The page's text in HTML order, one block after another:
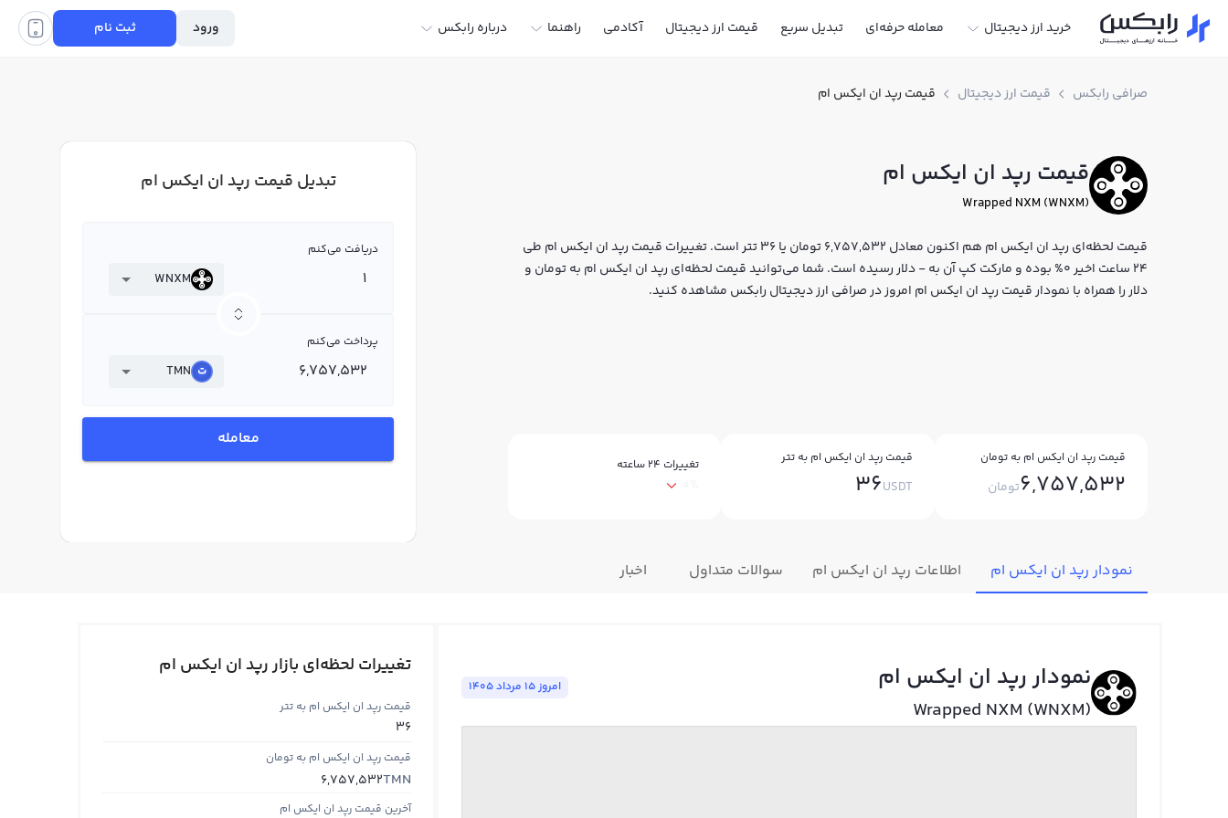
خرید ارز دیجیتال معامله حرفه‌ای تبدیل سریع قیمت ارز دیجیتال آکادمی راهنما درباره رابکس ورود ثبت نام
صرافی رابکس قیمت ارز دیجیتال قیمت رپد ان ایکس ام
قیمت رپد ان ایکس ام
Wrapped NXM (WNXM)
قیمت لحظه‌ای رپد ان ایکس ام هم اکنون معادل 6,757,532 تومان یا 36 تتر است. تغییرات قیمت رپد ان ایکس ام طی
24 ساعت اخیر 0% بوده و مارکت کپ آن به - دلار رسیده است. شما می‌توانید قیمت لحظه‌ای رپد ان ایکس ام به تومان و
دلار را همراه با نمودار قیمت رپد ان ایکس ام امروز در صرافی ارز دیجیتال رابکس مشاهده کنید.
قیمت رپد ان ایکس ام به تومان
6,757,532تومان
قیمت رپد ان ایکس ام به تتر
36USDT
تغییرات ۲۴ ساعته
تبدیل قیمت رپد ان ایکس ام
دریافت می‌کنم
WNXM
پرداخت می‌کنم
TMN
معامله
نمودار رپد ان ایکس ام اطلاعات رپد ان ایکس ام سوالات متداول اخبار
نمودار رپد ان ایکس ام
Wrapped NXM (WNXM)
امروز ١٥ مرداد ١٤٠٥
تغییرات لحظه‌ای بازار رپد ان ایکس ام
قیمت رپد ان ایکس ام به تتر
36
قیمت رپد ان ایکس ام به تومان
TMN
6,757,532
آخرین قیمت رپد ان ایکس ام